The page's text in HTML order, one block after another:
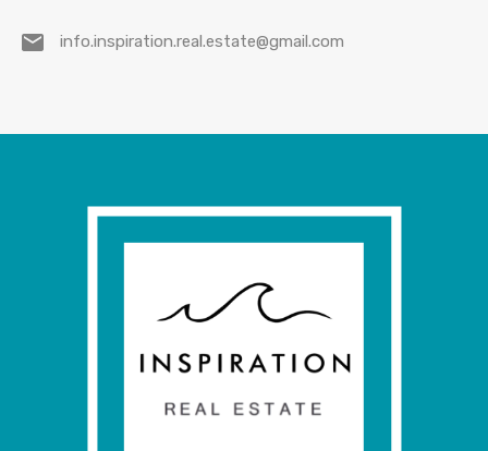
info.inspiration.real.estate@gmail.com